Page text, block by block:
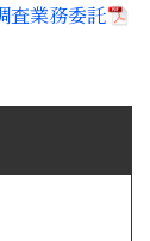
査業務委託